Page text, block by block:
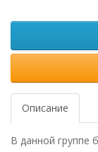
Описание
В данной группе